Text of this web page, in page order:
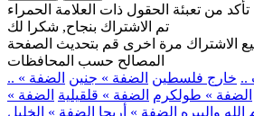
تأكد من تعبئة الحقول ذات العلامة الحمراء
تم الاشتراك بنجاح, شكرا لك
الاشتراك مرة اخرى قم بتحديث الصفحة
المصالح حسب المحافظات
.. خارج فلسطين الضفة » جنين الضفة »
الضفة » طولكرم الضفة » قلقيلية الضفة »
والبيره الضفة » أريحا الضفة » الخليل